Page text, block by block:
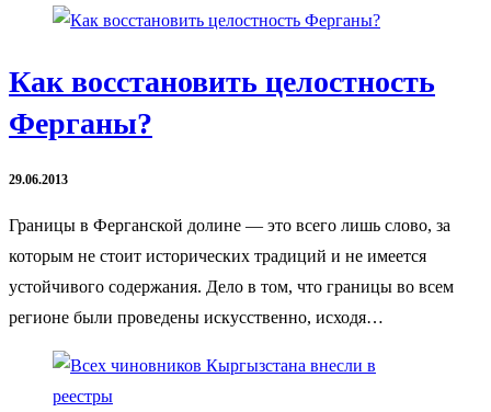
Как восстановить целостность
Ферганы?
29.06.2013
Границы в Ферганской долине — это всего лишь слово, за
которым не стоит исторических традиций и не имеется
устойчивого содержания. Дело в том, что границы во всем
регионе были проведены искусственно, исходя…